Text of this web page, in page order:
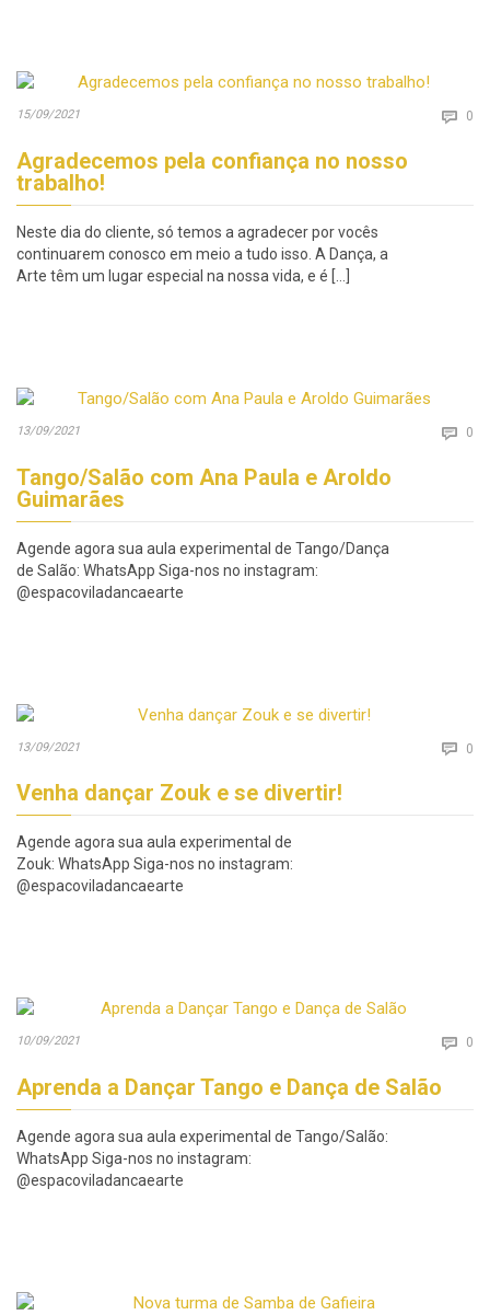
15/09/2021  0
Agradecemos pela confiança no nosso
trabalho!
Neste dia do cliente, só temos a agradecer por vocês
continuarem conosco em meio a tudo isso. A Dança, a
Arte têm um lugar especial na nossa vida, e é […]
13/09/2021  0
Tango/Salão com Ana Paula e Aroldo
Guimarães
Agende agora sua aula experimental de Tango/Dança
de Salão: WhatsApp Siga-nos no instagram:
@espacoviladancaearte
13/09/2021  0
Venha dançar Zouk e se divertir!
Agende agora sua aula experimental de
Zouk: WhatsApp Siga-nos no instagram:
@espacoviladancaearte
10/09/2021  0
Aprenda a Dançar Tango e Dança de Salão
Agende agora sua aula experimental de Tango/Salão:
WhatsApp Siga-nos no instagram:
@espacoviladancaearte